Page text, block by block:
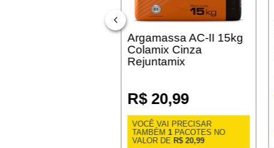
Argamassa AC-II 15kg
Colamix Cinza
Rejuntamix
R$ 20,99
VOCÊ VAI PRECISAR
TAMBÉM 1 PACOTES NO
VALOR DE R$ 20,99